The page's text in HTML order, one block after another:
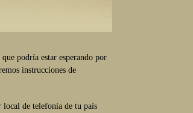
podría estar esperando por
instrucciones de
local de telefonía de tu país